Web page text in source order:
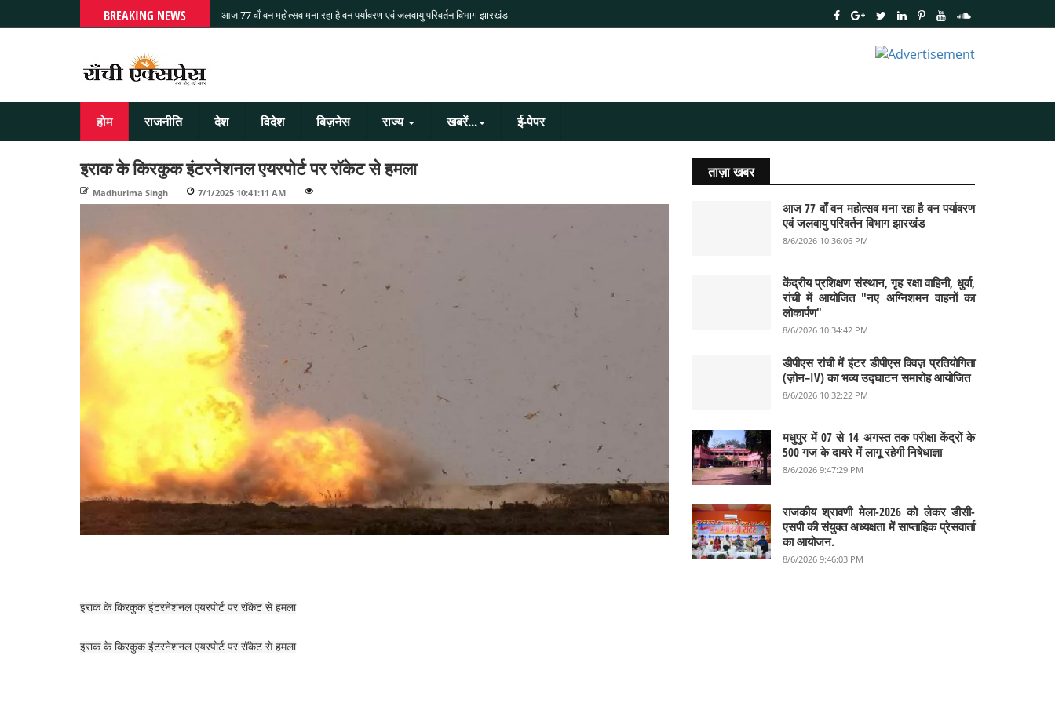
BREAKING NEWS आज 77 वाँ वन महोत्सव मना रहा है वन पर्यावरण एवं जलवायु परिवर्तन विभाग झारखंड
होम राजनीति देश विदेश बिज़नेस राज्य खबरें... ई-पेपर
इराक के किरकुक इंटरनेशनल एयरपोर्ट पर रॉकेट से हमला
Madhurima Singh 7/1/2025 10:41:11 AM
इराक के किरकुक इंटरनेशनल एयरपोर्ट पर रॉकेट से हमला
इराक के किरकुक इंटरनेशनल एयरपोर्ट पर रॉकेट से हमला
ताज़ा खबर
आज 77 वाँ वन महोत्सव मना रहा है वन पर्यावरण
एवं जलवायु परिवर्तन विभाग झारखंड
8/6/2026 10:36:06 PM
केंद्रीय प्रशिक्षण संस्थान, गृह रक्षा वाहिनी, धुर्वा,
रांची में आयोजित "नए अग्निशमन वाहनों का
लोकार्पण"
8/6/2026 10:34:42 PM
डीपीएस रांची में इंटर डीपीएस क्विज़ प्रतियोगिता
(ज़ोन–IV) का भव्य उद्घाटन समारोह आयोजित
8/6/2026 10:32:22 PM
मधुपुर में 07 से 14 अगस्त तक परीक्षा केंद्रों के
500 गज के दायरे में लागू रहेगी निषेधाज्ञा
8/6/2026 9:47:29 PM
राजकीय श्रावणी मेला-2026 को लेकर डीसी-
एसपी की संयुक्त अध्यक्षता में साप्ताहिक प्रेसवार्ता
का आयोजन.
8/6/2026 9:46:03 PM